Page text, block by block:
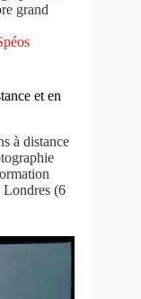
grand
et en
à distance
Londres (6